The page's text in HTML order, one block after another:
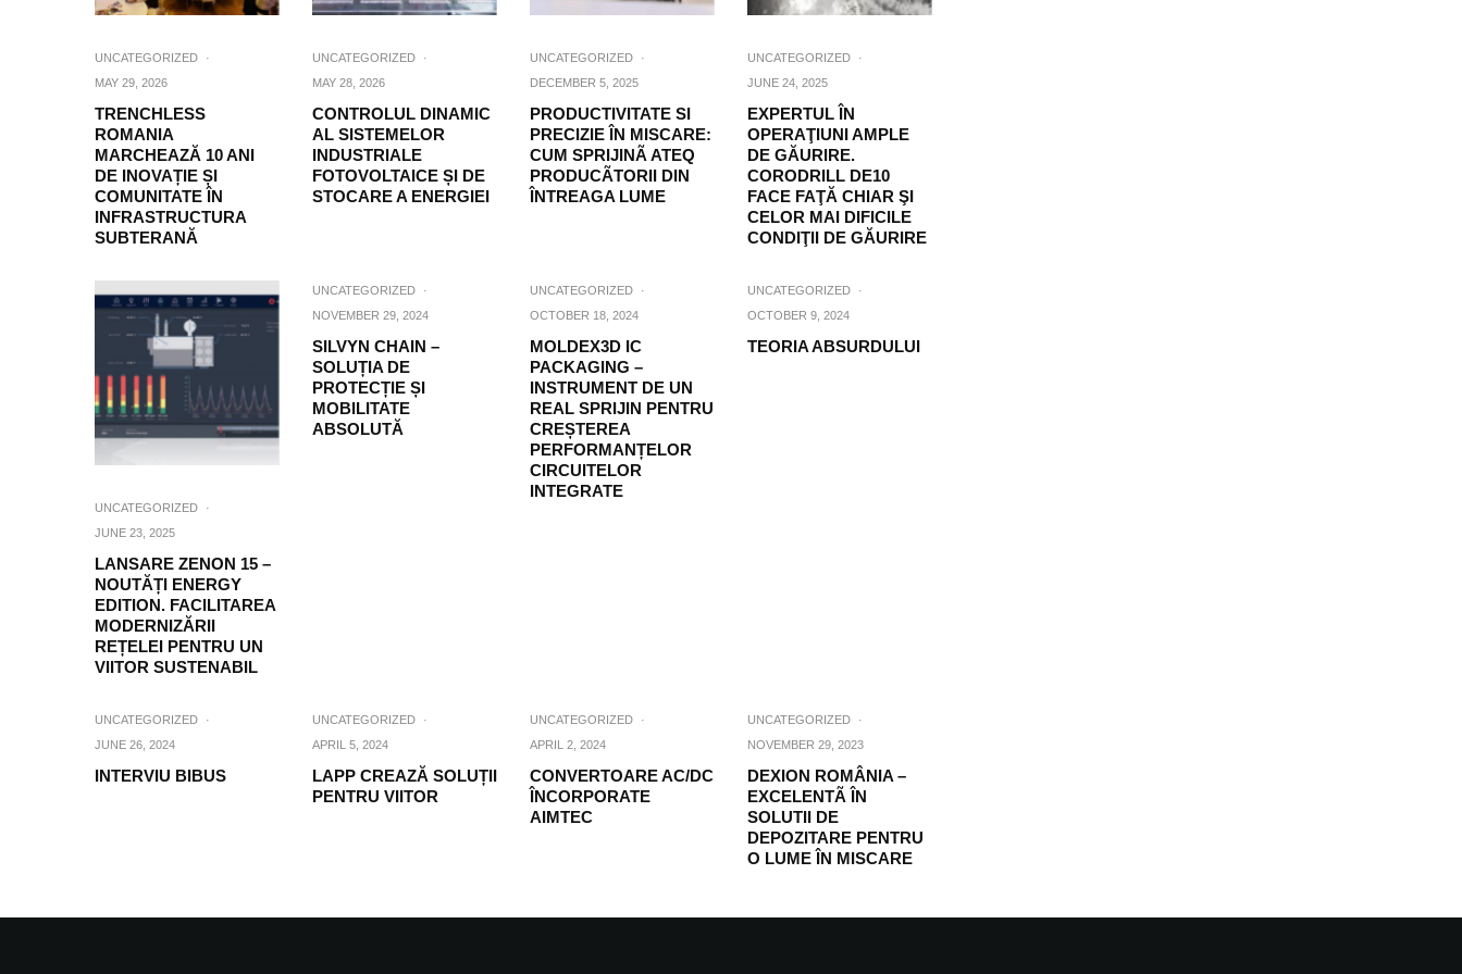
UNCATEGORIZED
·
MAY 29, 2026
TRENCHLESS
ROMANIA
MARCHEAZĂ 10 ANI
DE INOVAȚIE ȘI
COMUNITATE ÎN
INFRASTRUCTURA
SUBTERANĂ
UNCATEGORIZED
·
MAY 28, 2026
CONTROLUL DINAMIC
AL SISTEMELOR
INDUSTRIALE
FOTOVOLTAICE ȘI DE
STOCARE A ENERGIEI
UNCATEGORIZED
·
DECEMBER 5, 2025
PRODUCTIVITATE SI
PRECIZIE ÎN MISCARE:
CUM SPRIJINÃ ATEQ
PRODUCÃTORII DIN
ÎNTREAGA LUME
UNCATEGORIZED
·
JUNE 24, 2025
EXPERTUL ÎN
OPERAŢIUNI AMPLE
DE GĂURIRE.
CORODRILL DE10
FACE FAŢĂ CHIAR ŞI
CELOR MAI DIFICILE
CONDIŢII DE GĂURIRE
UNCATEGORIZED
·
JUNE 23, 2025
LANSARE ZENON 15 –
NOUTĂȚI ENERGY
EDITION. FACILITAREA
MODERNIZĂRII
REȚELEI PENTRU UN
VIITOR SUSTENABIL
UNCATEGORIZED
·
NOVEMBER 29, 2024
SILVYN CHAIN –
SOLUȚIA DE
PROTECȚIE ȘI
MOBILITATE
ABSOLUTĂ
UNCATEGORIZED
·
OCTOBER 18, 2024
MOLDEX3D IC
PACKAGING –
INSTRUMENT DE UN
REAL SPRIJIN PENTRU
CREȘTEREA
PERFORMANȚELOR
CIRCUITELOR
INTEGRATE
UNCATEGORIZED
·
OCTOBER 9, 2024
TEORIA ABSURDULUI
UNCATEGORIZED
·
JUNE 26, 2024
INTERVIU BIBUS
UNCATEGORIZED
·
APRIL 5, 2024
LAPP CREAZĂ SOLUȚII
PENTRU VIITOR
UNCATEGORIZED
·
APRIL 2, 2024
CONVERTOARE AC/DC
ÎNCORPORATE
AIMTEC
UNCATEGORIZED
·
NOVEMBER 29, 2023
DEXION ROMÂNIA –
EXCELENTÃ ÎN
SOLUTII DE
DEPOZITARE PENTRU
O LUME ÎN MISCARE